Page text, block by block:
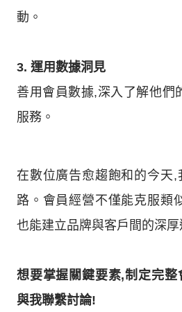
動。
3. 運用數據洞見
善用會員數據,深入了解他們
服務。
在數位廣告愈趨飽和的今天,
路。會員經營不僅能克服類
也能建立品牌與客戶間的深厚
想要掌握關鍵要素,制定完
與我聯繫討論!